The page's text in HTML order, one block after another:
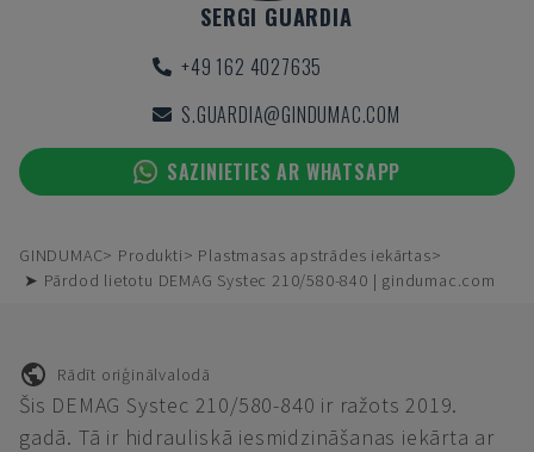
SERGI GUARDIA
+49 162 4027635
S.GUARDIA@GINDUMAC.COM
SAZINIETIES AR WHATSAPP
GINDUMAC Produkti
Plastmasas apstrādes iekārtas
➤ Pārdod lietotu DEMAG Systec 210/580-840 | gindumac.com
Rādīt oriģinālvalodā
Šis DEMAG Systec 210/580-840 ir ražots 2019.
gadā. Tā ir hidrauliskā iesmidzināšanas iekārta ar